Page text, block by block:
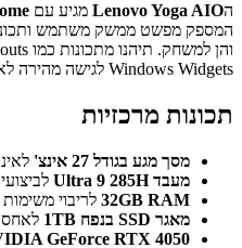
הLenovo Yoga AIO מגיע עם
המספק מפשט ממשק משתמש
Windows Widgets לגישה מהירה לאפליקציות ולמידע האהובים עליכם.
תכונות מרכזיות
מסך מגע בגודל 27 אינצ'
מעבד Ultra 9 285H
32GB RAM לריבוי
מאגר SSD בנפח 1TB
GeForce RTX 4050